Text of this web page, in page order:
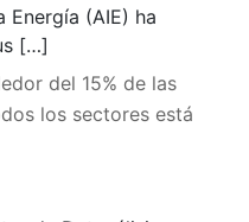
Energía (AIE) ha
[…]
del 15% de las
los sectores está